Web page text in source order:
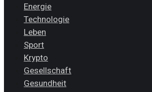
Energie
Technologie
Leben
Sport
Krypto
Gesellschaft
Gesundheit